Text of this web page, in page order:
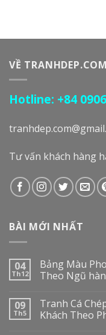
VỀ TRANHDEP.COM
Hotline: +84
Tư vấn khách hàng
BÀI MỚI NHẤT
04
Th12
Bảng Màu
Theo Ngũ
09
Th5
Tranh Cá
Khách Theo